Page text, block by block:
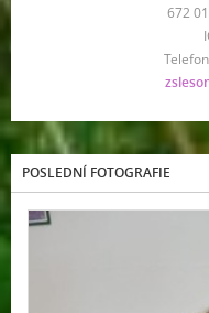
672
POSLEDNÍ FOTOGRAFIE